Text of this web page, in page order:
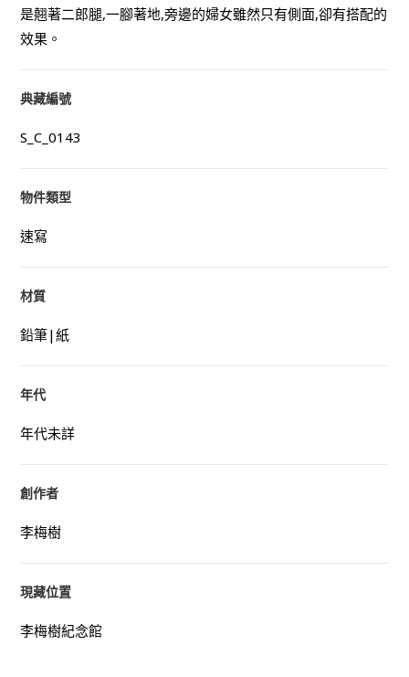
是翹著二郎腿,一腳著地,旁邊的婦女雖然只有側面,卻有搭配的
效果。
典藏編號
S_C_0143
物件類型
速寫
材質
鉛筆|紙
年代
年代未詳
創作者
李梅樹
現藏位置
李梅樹紀念館